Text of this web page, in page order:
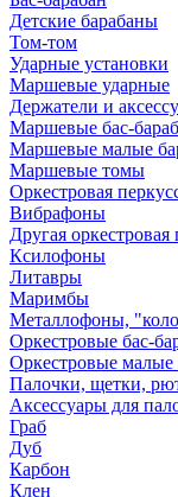
Детские барабаны
Том-том
Ударные установки
Маршевые ударные
Держатели и
Маршевые бас-
Маршевые малые
Маршевые томы
Оркестровая
Вибрафоны
Другая оркестровая
Ксилофоны
Литавры
Маримбы
Металлофоны,
Оркестровые бас-
Оркестровые малые
Палочки, щетки,
Аксессуары для
Граб
Дуб
Карбон
Клен